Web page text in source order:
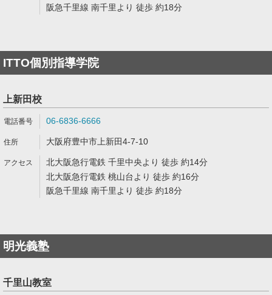
阪急千里線 南千里より 徒歩 約18分
ITTO個別指導学院
上新田校
06-6836-6666
大阪府豊中市上新田4-7-10
北大阪急行電鉄 千里中央より 徒歩 約14分
北大阪急行電鉄 桃山台より 徒歩 約16分
阪急千里線 南千里より 徒歩 約18分
明光義塾
千里山教室